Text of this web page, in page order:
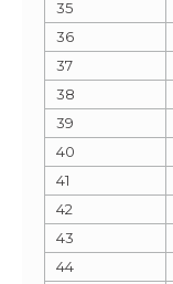
35
36
37
38
39
40
41
42
43
44